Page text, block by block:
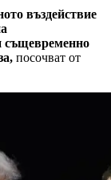
въздействие
същевременно
посочват от